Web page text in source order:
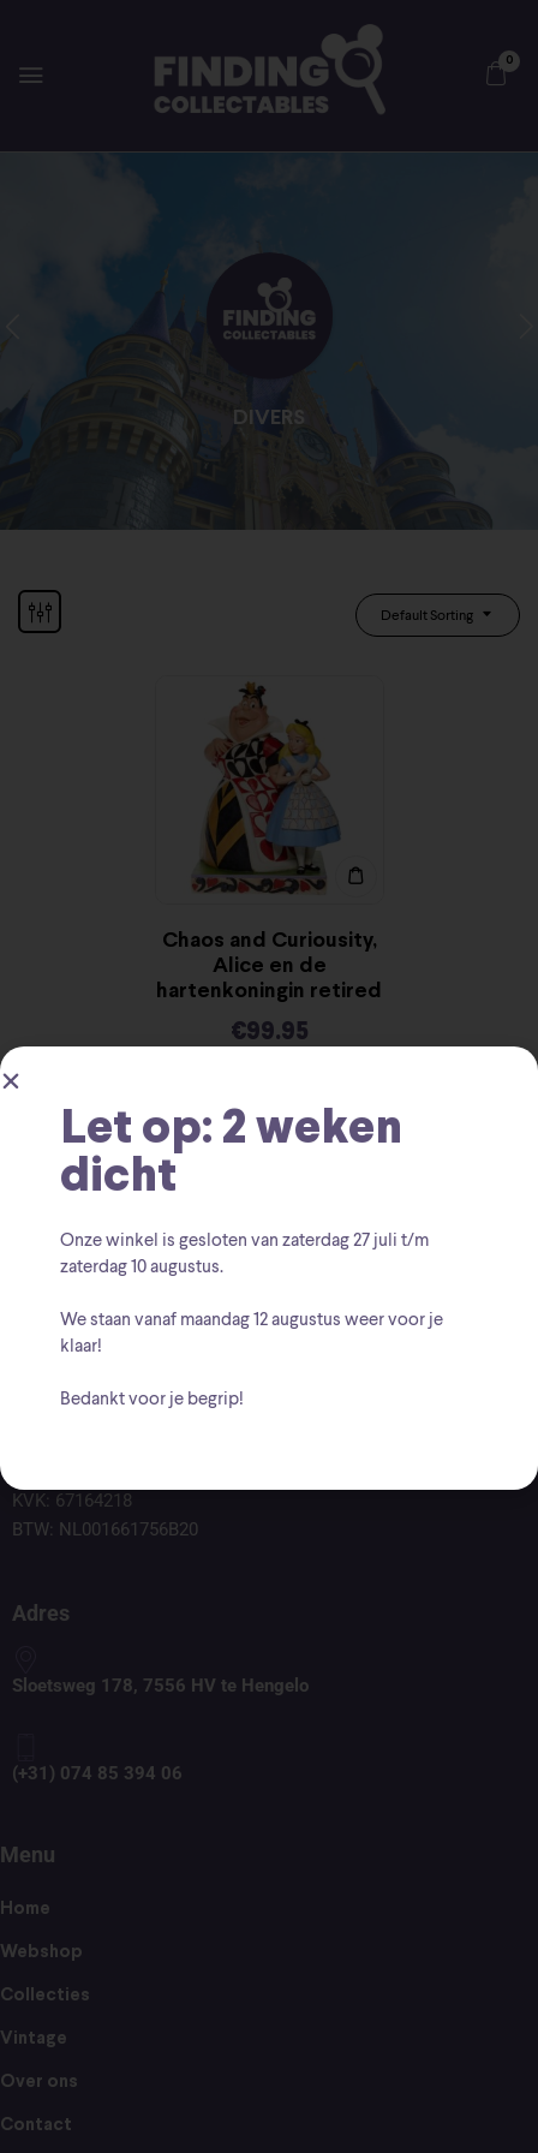
0
DIVERS
Default Sorting
Chaos and Curiousity,
Alice en de
hartenkoningin retired
€99.95
KVK: 67164218
BTW: NL001661756B20
Adres
Sloetsweg 178, 7556 HV te Hengelo
(+31) 074 85 394 06
Menu
Home
Webshop
Collecties
Vintage
Over ons
Contact
Let op: 2 weken
dicht
Onze winkel is gesloten van zaterdag27 juli t/m
zaterdag 10 augustus.
We staan vanaf maandag 12 augustus weer voor je
klaar!
Bedankt voor je begrip!